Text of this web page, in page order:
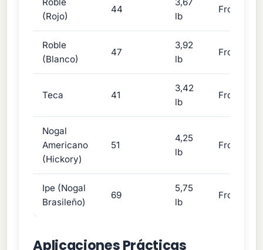
(Rojo)
44
lb
Frondosa
Roble
(Blanco)
47
3,92
lb
Frondosa
Teca 41
3,42
lb
Frondosa
Nogal
Americano
(Hickory)
51
4,25
lb
Frondosa
Ipe (Nogal
Brasileño)
69
5,75
lb
Frondosa
Aplicaciones Prácticas